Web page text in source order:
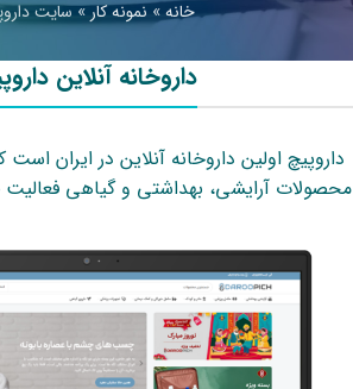
خانه»نمونه کار»سایت
داروخانه آنلاین
داروپیچ اولین داروخانه آنلاین در ایران
محصولات آرایشی، بهداشتی و گیاهی فعالیت